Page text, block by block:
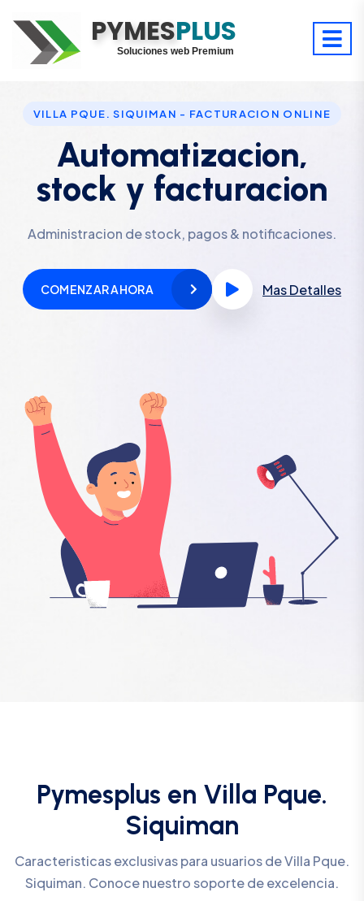
PYMESPLUS
Digitaliza tu éxito
Soluciones web Premium
VILLA PQUE. SIQUIMAN - FACTURACION ONLINE
Automatizacion,
stock y facturacion
Administracion de stock, pagos & notificaciones.
COMENZAR AHORA Mas Detalles
Pymesplus en Villa Pque.
Siquiman
Caracteristicas exclusivas para usuarios de Villa Pque.
Siquiman. Conoce nuestro soporte de excelencia.